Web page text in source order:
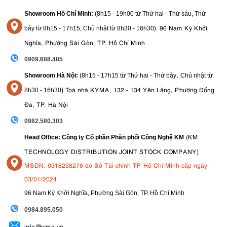
chụp ảnh và quay phim trong nhiều điều kiện ánh sáng khác
nhau, ngay cả trong môi trường thiếu sáng. Khả năng kiểm
soát nhiễu tốt ở ISO cao giúp đảm bảo hình ảnh và video
Chất lượng hình ảnh:
Chất lượng hình ảnh của Canon EOS
Showroom Hồ Chí Minh: (8h15 - 19h00 từ Thứ hai - Thứ sáu, Thứ
bảy từ 8h15 - 17h15, Chủ nhật từ 8h30 - 16h30) 96 Nam Kỳ Khởi
Nghĩa, Phường Sài Gòn, TP. Hồ Chí Minh
0909.688.485
Showroom Hà Nội: (8h15 - 17h15 từ Thứ hai - Thứ bảy, Chủ nhật từ
8h30 - 16h30) Toà nhà KYMA, 132 - 134 Yên Lãng, Phường Đống
Đa, TP. Hà Nội
0982.580.303
Head Office: Công ty Cổ phần Phân phối Công Nghệ KM (KM
TECHNOLOGY DISTRIBUTION JOINT STOCK COMPANY)
MSDN: 0318238276 do Sở Tài chính TP Hồ Chí Minh cấp ngày
03/01/2024
96 Nam Kỳ Khởi Nghĩa, Phường Sài Gòn, TP. Hồ Chí Minh
0984.895.050